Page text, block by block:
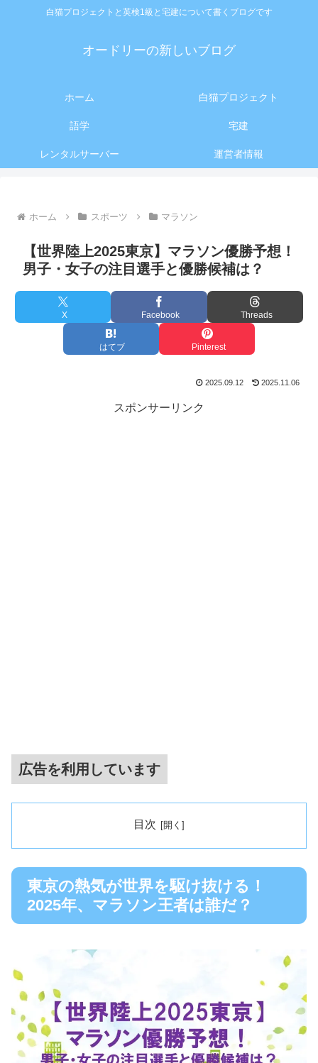
白猫プロジェクトと英検1級と宅建について書くブログです
オードリーの新しいブログ
ホーム 白猫プロジェクト
語学 宅建
レンタルサーバー 運営者情報
ホーム スポーツ マラソン
【世界陸上2025東京】マラソン優勝予想！
男子・女子の注目選手と優勝候補は？
X Facebook Threads
はてブ Pinterest
2025.09.12 2025.11.06
スポンサーリンク
広告を利用しています
目次
東京の熱気が世界を駆け抜ける！
2025年、マラソン王者は誰だ？